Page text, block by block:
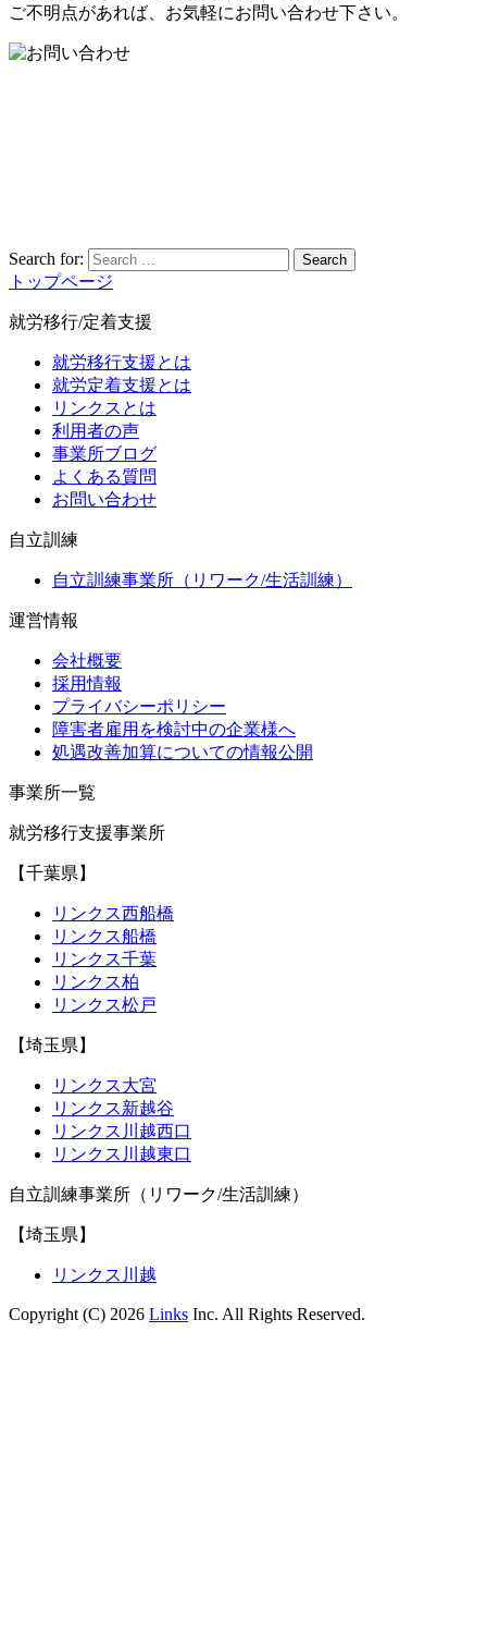
ご不明点があれば、お気軽にお問い合わせ下さい。
Search for: Search
トップページ
就労移行/定着支援
就労移行支援とは
就労定着支援とは
リンクスとは
利用者の声
事業所ブログ
よくある質問
お問い合わせ
自立訓練
自立訓練事業所（リワーク/生活訓練）
運営情報
会社概要
採用情報
プライバシーポリシー
障害者雇用を検討中の企業様へ
処遇改善加算についての情報公開
事業所一覧
就労移行支援事業所
【千葉県】
リンクス西船橋
リンクス船橋
リンクス千葉
リンクス柏
リンクス松戸
【埼玉県】
リンクス大宮
リンクス新越谷
リンクス川越西口
リンクス川越東口
自立訓練事業所（リワーク/生活訓練）
【埼玉県】
リンクス川越
Copyright (C) 2026 Links Inc. All Rights Reserved.